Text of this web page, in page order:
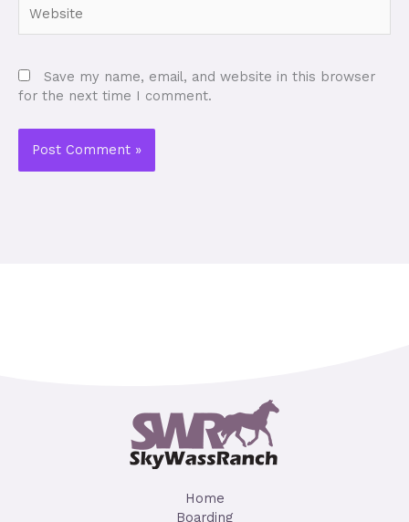
Save my name, email, and website in this browser
for the next time I comment.
Home
Boarding